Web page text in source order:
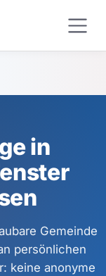
in
Gemeinde
persönlichen
keine anonyme